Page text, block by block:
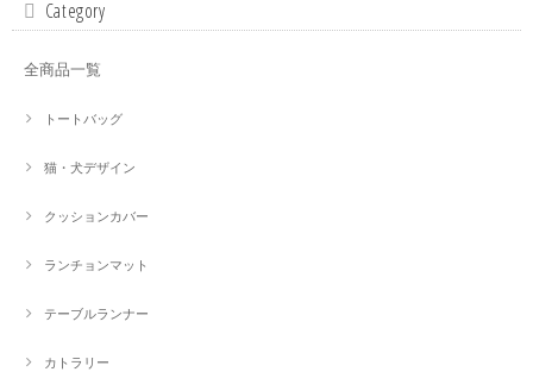
Category
全商品一覧
トートバッグ
猫・犬デザイン
クッションカバー
ランチョンマット
テーブルランナー
カトラリー